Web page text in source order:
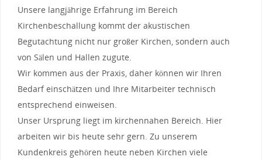
Unsere langjährige Erfahrung im Bereich
Kirchenbeschallung kommt der akustischen
Begutachtung nicht nur großer Kirchen, sondern auch
von Sälen und Hallen zugute.
Wir kommen aus der Praxis, daher können wir Ihren
Bedarf einschätzen und Ihre Mitarbeiter technisch
entsprechend einweisen.
Unser Ursprung liegt im kirchennahen Bereich. Hier
arbeiten wir bis heute sehr gern. Zu unserem
Kundenkreis gehören heute neben Kirchen viele